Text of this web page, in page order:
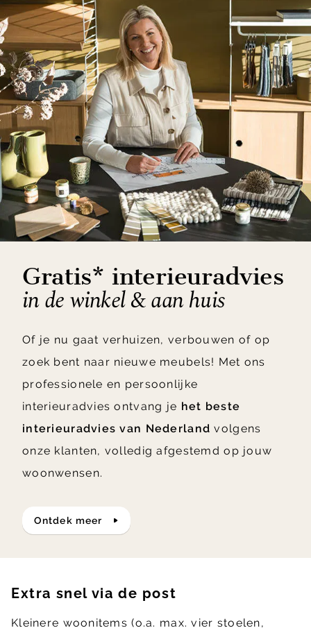
Gratis* interieuradvies
in de winkel & aan huis
Of je nu gaat verhuizen, verbouwen of op
zoek bent naar nieuwe meubels! Met ons
professionele en persoonlijke
interieuradvies ontvang je het beste
interieuradvies van Nederland volgens
onze klanten, volledig afgestemd op jouw
woonwensen.
ontdek meer
Extra snel via de post
Kleinere woonitems (o.a. max. vier stoelen,